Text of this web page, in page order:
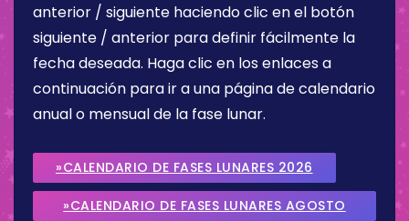
anterior / siguiente haciendo clic en el botón
siguiente / anterior para definir fácilmente la
fecha deseada. Haga clic en los enlaces a
continuación para ir a una página de calendario
anual o mensual de la fase lunar.
»CALENDARIO DE FASES LUNARES 2026
»CALENDARIO DE FASES LUNARES AGOSTO